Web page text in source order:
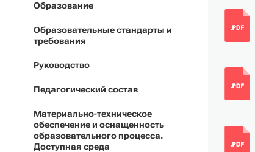
Образование
Образовательные стандарты и
требования
Руководство
Педагогический состав
Материально-техническое
обеспечение и оснащенность
образовательного процесса.
Доступная среда